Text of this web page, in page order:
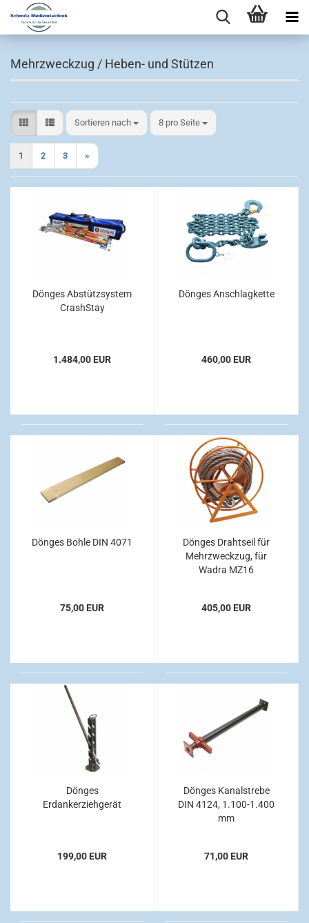
Mehrzweckzug / Heben- und Stützen
Sortieren nach
Sortieren nach 8 pro Seite
pro Seite
1 2 3 »
Dönges Abstützsystem
CrashStay
1.484,00 EUR
Dönges Anschlagkette
460,00 EUR
Dönges Bohle DIN 4071
75,00 EUR
Dönges Drahtseil für
Mehrzweckzug, für
Wadra MZ16
405,00 EUR
Dönges
Erdankerziehgerät
199,00 EUR
Dönges Kanalstrebe
DIN 4124, 1.100-1.400
mm
71,00 EUR